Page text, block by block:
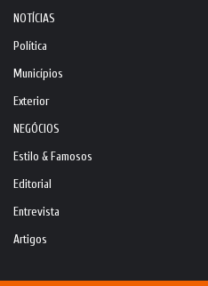
NOTÍCIAS
Política
Municípios
Exterior
NEGÓCIOS
Estilo & Famosos
Editorial
Entrevista
Artigos